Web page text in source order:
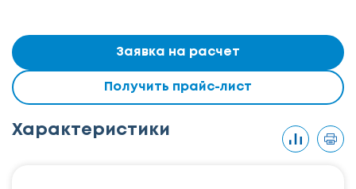
Заявка на расчет
Получить прайс-лист
Характеристики